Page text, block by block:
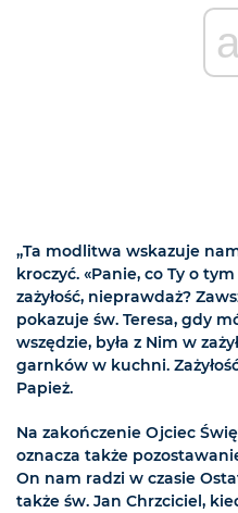
„Ta modlitwa wskazuje
kroczyć. «Panie, co Ty o
zażyłość, nieprawdaż?
pokazuje św. Teresa, gdy
wszędzie, była z Nim w
garnków w kuchni.
Papież.
Na zakończenie Ojciec
oznacza także
On nam radzi w czasie
także św. Jan Chrzciciel,